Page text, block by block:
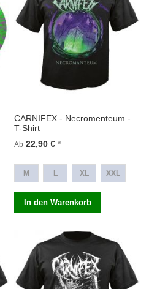
CARNIFEX - Necromenteum -
T-Shirt
Ab 22,90 €
M L XL XXL
In den Warenkorb